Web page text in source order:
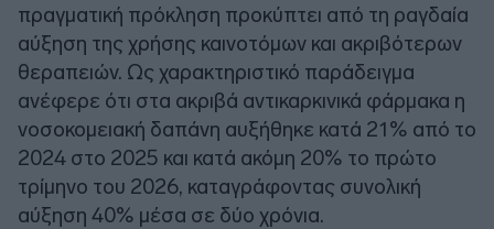
πραγματική πρόκληση προκύπτει από τη ραγδαία
αύξηση της χρήσης καινοτόμων και ακριβότερων
θεραπειών. Ως χαρακτηριστικό παράδειγμα
ανέφερε ότι στα ακριβά αντικαρκινικά φάρμακα η
νοσοκομειακή δαπάνη αυξήθηκε κατά 21% από το
2024 στο 2025 και κατά ακόμη 20% το πρώτο
τρίμηνο του 2026, καταγράφοντας συνολική
αύξηση 40% μέσα σε δύο χρόνια.